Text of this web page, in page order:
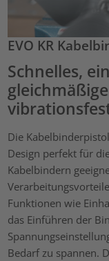
EVO KR
Schnelles,
Die
Design perfekt für
Kabelbindern
Funktionen wie
das Einführen der
Bedarf zu spannen.